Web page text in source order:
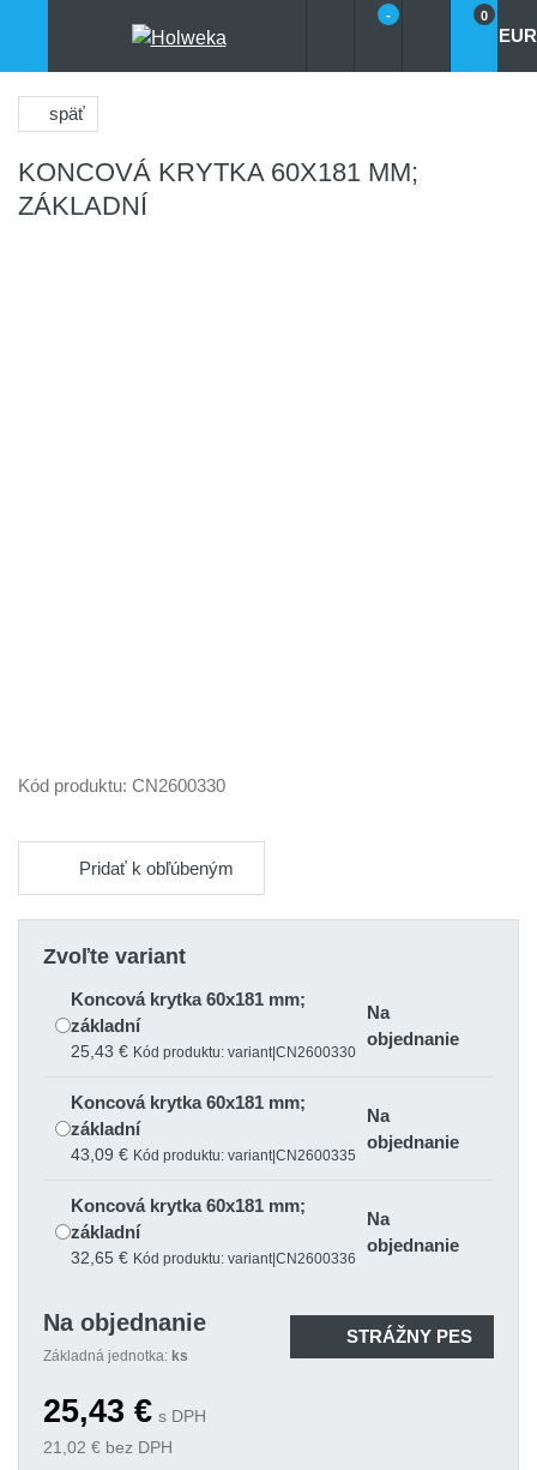
- 0
EUR
späť
KONCOVÁ KRYTKA 60X181 MM;
ZÁKLADNÍ
Kód produktu: CN2600330
Pridať k obľúbeným
Zvoľte variant
Koncová krytka 60x181 mm;
základní
25,43 € Kód produktu: variant|CN2600330
Na
objednanie
Koncová krytka 60x181 mm;
základní
43,09 € Kód produktu: variant|CN2600335
Na
objednanie
Koncová krytka 60x181 mm;
základní
32,65 € Kód produktu: variant|CN2600336
Na
objednanie
Na objednanie
Základná jednotka: ks
STRÁŽNY PES
25,43 € s DPH
21,02 € bez DPH